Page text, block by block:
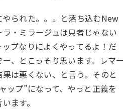
られた。。。と落ち込むNew
・ミラージュは只者じゃない
プなりによくやってるよ！だ
、とこっそり思います。レマー
は悪くない、と言う。そのと
ップ”になって、やっと正義を
ます。